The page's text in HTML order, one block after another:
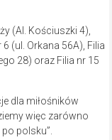
(Al. Kościuszki 4),
(ul. Orkana 56A), Filia
28) oraz Filia nr 15
dla miłośników
więc zarówno
po polsku”.